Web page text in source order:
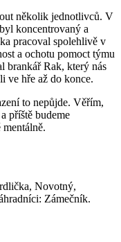
několik jednotlivců. V
koncentrovaný a
pracoval spolehlivě v
a ochotu pomoct týmu
brankář Rak, který nás
ve hře až do konce.
to nepůjde. Věřím,
příště budeme
Novotný,
Zámečník.